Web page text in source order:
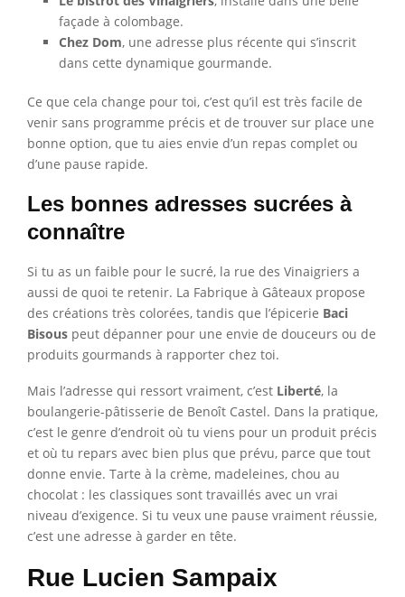
façade à colombage.
Chez Dom, une adresse plus récente qui s’inscrit
dans cette dynamique gourmande.
Ce que cela change pour toi, c’est qu’il est très facile de
venir sans programme précis et de trouver sur place une
bonne option, que tu aies envie d’un repas complet ou
d’une pause rapide.
Les bonnes adresses sucrées à
connaître
Si tu as un faible pour le sucré, la rue des Vinaigriers a
aussi de quoi te retenir. La Fabrique à Gâteaux propose
des créations très colorées, tandis que l’épicerie Baci
Bisous peut dépanner pour une envie de douceurs ou de
produits gourmands à rapporter chez toi.
Mais l’adresse qui ressort vraiment, c’est Liberté, la
boulangerie-pâtisserie de Benoît Castel. Dans la pratique,
c’est le genre d’endroit où tu viens pour un produit précis
et où tu repars avec bien plus que prévu, parce que tout
donne envie. Tarte à la crème, madeleines, chou au
chocolat : les classiques sont travaillés avec un vrai
niveau d’exigence. Si tu veux une pause vraiment réussie,
c’est une adresse à garder en tête.
Rue Lucien Sampaix